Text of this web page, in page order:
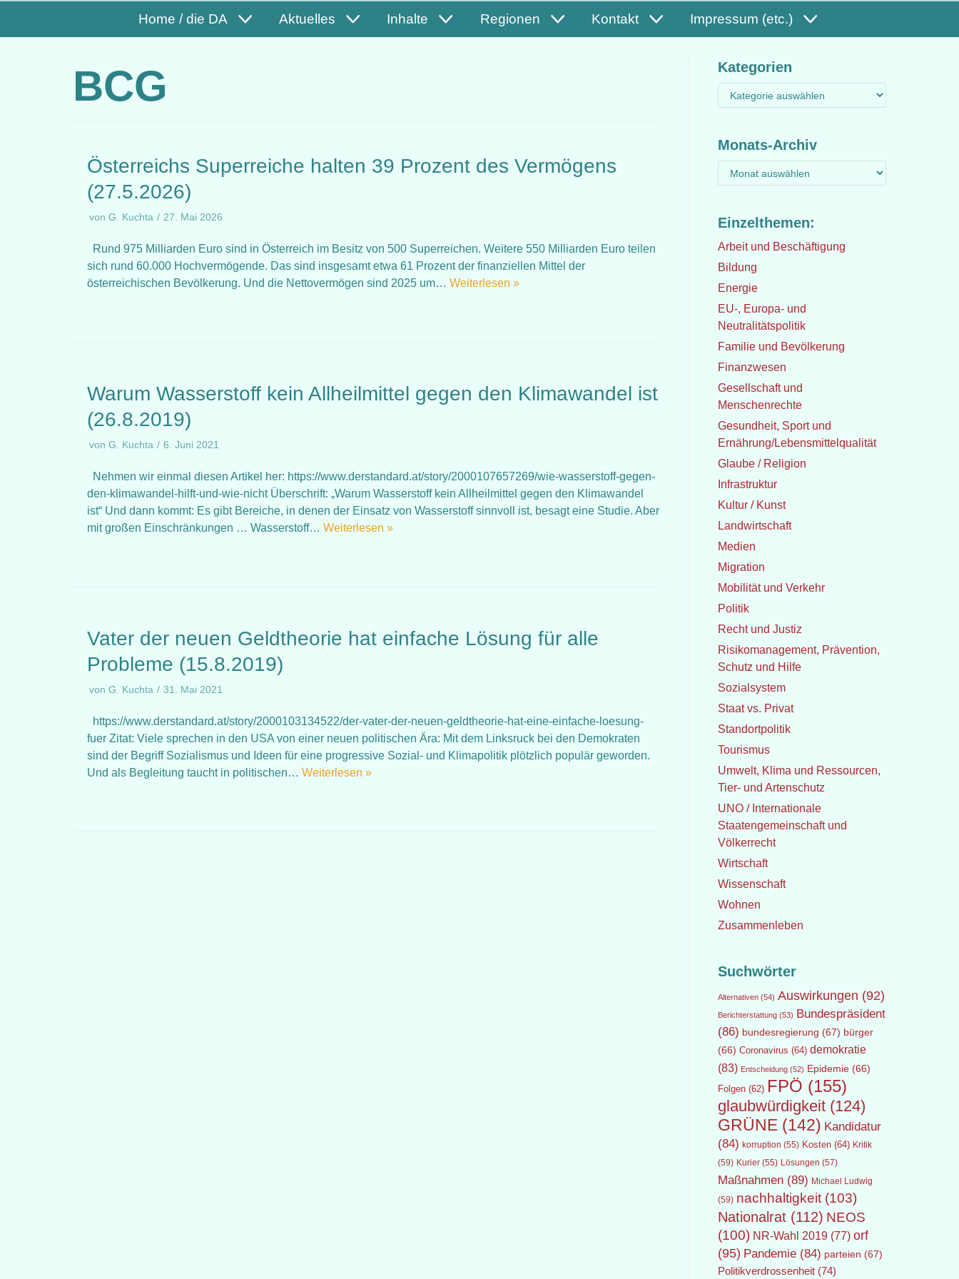
Home / die DA Aktuelles Inhalte Regionen Kontakt Impressum (etc.)
BCG
Österreichs Superreiche halten 39 Prozent des Vermögens
(27.5.2026)
von G. Kuchta 27. Mai 2026
Rund 975 Milliarden Euro sind in Österreich im Besitz von 500 Superreichen. Weitere 550 Milliarden Euro teilen
sich rund 60.000 Hochvermögende. Das sind insgesamt etwa 61 Prozent der finanziellen Mittel der
österreichischen Bevölkerung. Und die Nettovermögen sind 2025 um… Weiterlesen »
Warum Wasserstoff kein Allheilmittel gegen den Klimawandel ist
(26.8.2019)
von G. Kuchta 6. Juni 2021
Nehmen wir einmal diesen Artikel her: https://www.derstandard.at/story/2000107657269/wie-wasserstoff-gegen-
den-klimawandel-hilft-und-wie-nicht Überschrift: „Warum Wasserstoff kein Allheilmittel gegen den Klimawandel
ist“ Und dann kommt: Es gibt Bereiche, in denen der Einsatz von Wasserstoff sinnvoll ist, besagt eine Studie. Aber
mit großen Einschränkungen … Wasserstoff… Weiterlesen »
Vater der neuen Geldtheorie hat einfache Lösung für alle
Probleme (15.8.2019)
von G. Kuchta 31. Mai 2021
https://www.derstandard.at/story/2000103134522/der-vater-der-neuen-geldtheorie-hat-eine-einfache-loesung-
fuer Zitat: Viele sprechen in den USA von einer neuen politischen Ära: Mit dem Linksruck bei den Demokraten
sind der Begriff Sozialismus und Ideen für eine progressive Sozial- und Klimapolitik plötzlich populär geworden.
Und als Begleitung taucht in politischen… Weiterlesen »
Kategorien
Monats-Archiv
Einzelthemen:
Arbeit und Beschäftigung
Bildung
Energie
EU-, Europa- und
Neutralitätspolitik
Familie und Bevölkerung
Finanzwesen
Gesellschaft und
Menschenrechte
Gesundheit, Sport und
Ernährung/Lebensmittelqualität
Glaube / Religion
Infrastruktur
Kultur / Kunst
Landwirtschaft
Medien
Migration
Mobilität und Verkehr
Politik
Recht und Justiz
Risikomanagement, Prävention,
Schutz und Hilfe
Sozialsystem
Staat vs. Privat
Standortpolitik
Tourismus
Umwelt, Klima und Ressourcen,
Tier- und Artenschutz
UNO / Internationale
Staatengemeinschaft und
Völkerrecht
Wirtschaft
Wissenschaft
Wohnen
Zusammenleben
Suchwörter
Alternativen(54) Auswirkungen (92)
Berichterstattung(53) Bundespräsident
(86) bundesregierung (67) bürger
(66) Coronavirus (64) demokratie
(83) Entscheidung(52) Epidemie(66)
Folgen(62) FPÖ (155)
glaubwürdigkeit(124)
GRÜNE(142) Kandidatur
(84) korruption (55) Kosten(64) Kritik
(59) Kurier(55) Lösungen (57)
Maßnahmen(89) Michael Ludwig
(59) nachhaltigkeit(103)
Nationalrat(112) NEOS
(100) NR-Wahl 2019(77) orf
(95) Pandemie(84) parteien (67)
Politikverdrossenheit(74)